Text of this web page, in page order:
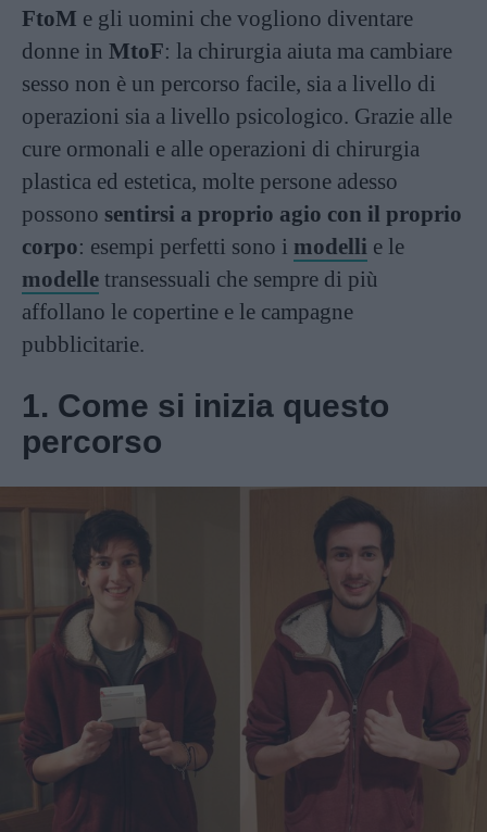
FtoM e gli uomini che vogliono diventare
donne in MtoF: la chirurgia aiuta ma cambiare
sesso non è un percorso facile, sia a livello di
operazioni sia a livello psicologico. Grazie alle
cure ormonali e alle operazioni di chirurgia
plastica ed estetica, molte persone adesso
possono sentirsi a proprio agio con il proprio
corpo: esempi perfetti sono i modelli e le
modelle transessuali che sempre di più
affollano le copertine e le campagne
pubblicitarie.
1. Come si inizia questo
percorso